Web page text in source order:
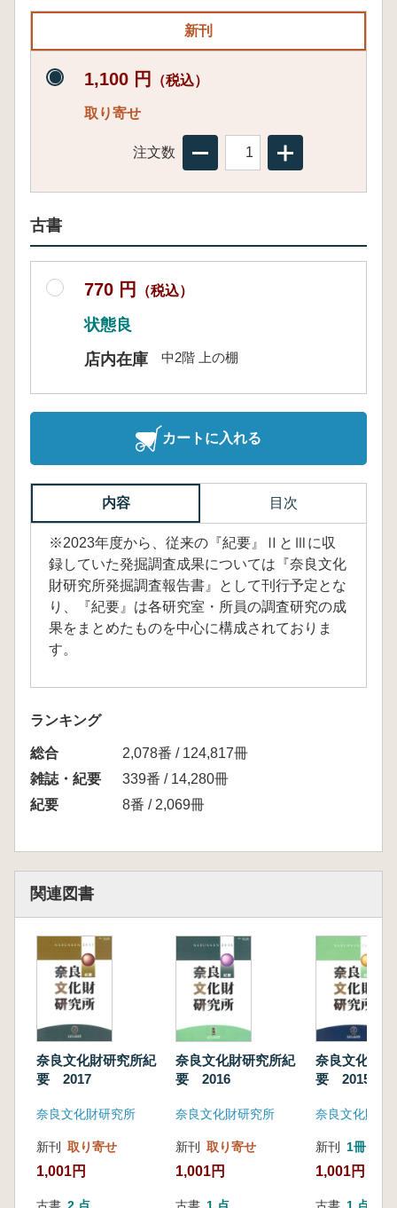
新刊
1,100 円 （税込）
取り寄せ
注文数
古書
770 円 （税込）
状態良
店内在庫
中2階 上の棚
カートに入れる
内容 目次
※2023年度から、従来の『紀要』ⅡとⅢに収
録していた発掘調査成果については『奈良文化
財研究所発掘調査報告書』として刊行予定とな
り、『紀要』は各研究室・所員の調査研究の成
果をまとめたものを中心に構成されておりま
す。
ランキング
総合
2,078番 / 124,817冊
雑誌・紀要
339番 / 14,280冊
紀要
8番 / 2,069冊
関連図書
奈良文化財研究所紀
要 2017
奈良文化財研究所
新刊 取り寄せ
1,001円
奈良文化財研究所紀
要 2016
奈良文化財研究所
新刊 取り寄せ
1,001円
奈良文化財
要 2015
奈良文化財研
新刊 1冊
1,001円